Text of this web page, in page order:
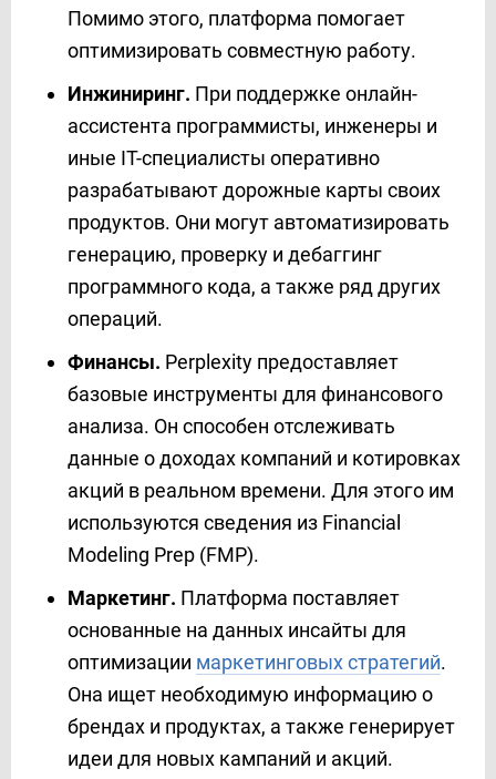
Помимо этого, платформа помогает
оптимизировать совместную работу.
Инжиниринг. При поддержке онлайн-
ассистента программисты, инженеры и
иные IT-специалисты оперативно
разрабатывают дорожные карты своих
продуктов. Они могут автоматизировать
генерацию, проверку и дебаггинг
программного кода, а также ряд других
операций.
Финансы. Perplexity предоставляет
базовые инструменты для финансового
анализа. Он способен отслеживать
данные о доходах компаний и котировках
акций в реальном времени. Для этого им
используются сведения из Financial
Modeling Prep (FMP).
Маркетинг. Платформа поставляет
основанные на данных инсайты для
оптимизации маркетинговых стратегий.
Она ищет необходимую информацию о
брендах и продуктах, а также генерирует
идеи для новых кампаний и акций.